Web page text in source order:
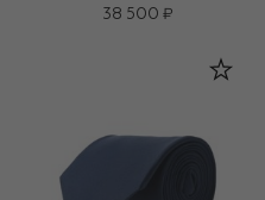
38 500 ₽